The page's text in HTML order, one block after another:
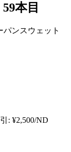
本目
パンスウェット
: ¥2,500/ND